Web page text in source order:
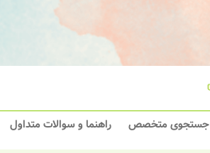
جستجوی متخصص راهنما و سوالات متداول